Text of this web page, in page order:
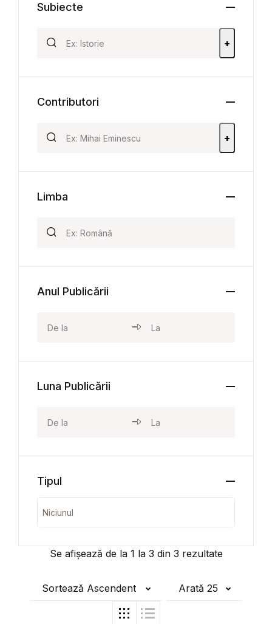
Se afișează de la 1 la 3 din 3 rezultate
Sortează Ascendent Arată 25
Subiecte
+
Contributori
+
Limba
Anul Publicării
Luna Publicării
Tipul